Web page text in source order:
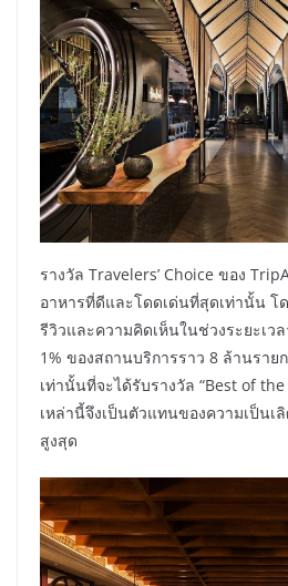
รางวัล Travelers’ Choice ของ
อาหารที่ดีและโดดเด่นที่สุดเท่านั้น
รีวิวและความคิดเห็นในช่วงระยะเว
1% ของสถานบริการราว 8 ล้านราย
เท่านั้นที่จะได้รับรางวัล “Best of
เหล่านี้จึงเป็นตัวแทนของความเป็นเ
สูงสุด